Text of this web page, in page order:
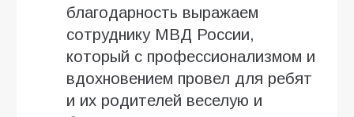
благодарность выражаем
сотруднику МВД России,
который с профессионализмом и
вдохновением провел для ребят
и их родителей веселую и